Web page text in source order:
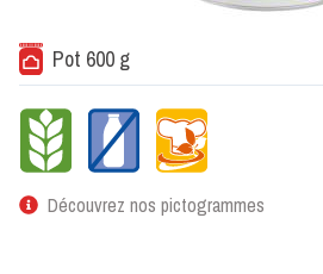
Pot 600 g
Découvrez nos pictogrammes